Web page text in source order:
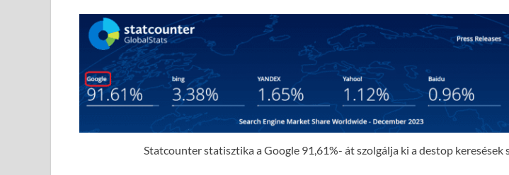
Statcounter statisztika a Google 91,61%- át szolgálja ki a destop keresések